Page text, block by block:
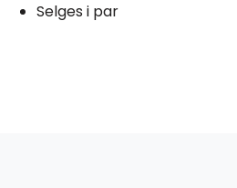
Selges i par